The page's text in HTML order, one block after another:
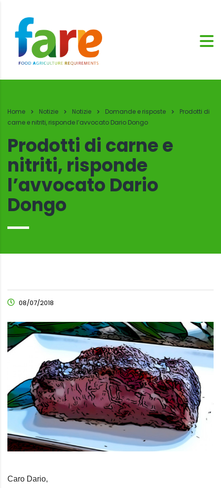
Home Notizie Notizie Domande e risposte
Prodotti di
carne e nitriti, risponde l’avvocato Dario Dongo
Prodotti di carne e
nitriti, risponde
l’avvocato Dario
Dongo
08/07/2018
Caro Dario,